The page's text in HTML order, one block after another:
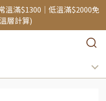
溫滿$1300｜低溫滿$2000免
層計算)